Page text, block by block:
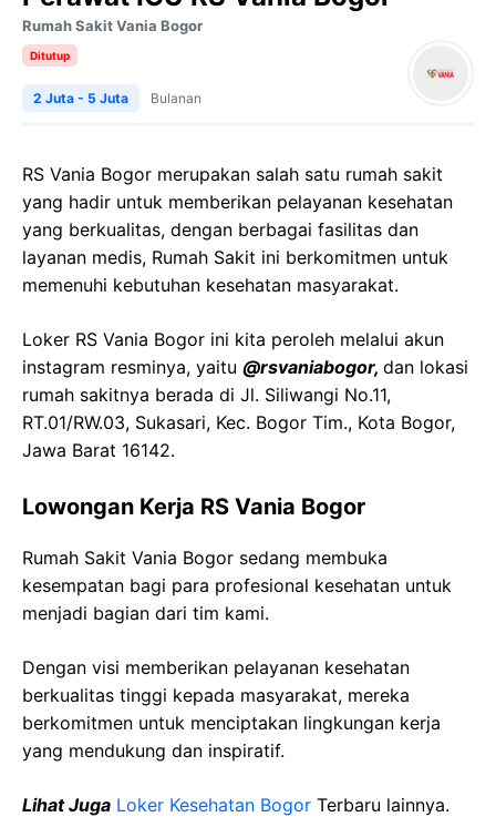
Rumah Sakit Vania Bogor
Ditutup
2 Juta - 5 Juta Bulanan
RS Vania Bogor merupakan salah satu rumah sakit
yang hadir untuk memberikan pelayanan kesehatan
yang berkualitas, dengan berbagai fasilitas dan
layanan medis, Rumah Sakit ini berkomitmen untuk
memenuhi kebutuhan kesehatan masyarakat.
Loker RS Vania Bogor ini kita peroleh melalui akun
instagram resminya, yaitu @rsvaniabogor, dan lokasi
rumah sakitnya berada di Jl. Siliwangi No.11,
RT.01/RW.03, Sukasari, Kec. Bogor Tim., Kota Bogor,
Jawa Barat 16142.
Lowongan Kerja RS Vania Bogor
Rumah Sakit Vania Bogor sedang membuka
kesempatan bagi para profesional kesehatan untuk
menjadi bagian dari tim kami.
Dengan visi memberikan pelayanan kesehatan
berkualitas tinggi kepada masyarakat, mereka
berkomitmen untuk menciptakan lingkungan kerja
yang mendukung dan inspiratif.
Lihat Juga Loker Kesehatan Bogor Terbaru lainnya.